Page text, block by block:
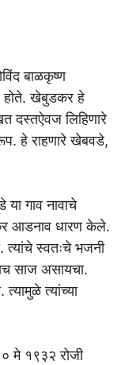
बाळकृष्ण
होते. खेबुडकर हे
दस्तऐवज लिहिणारे
हे राहणारे खेबवडे,
गाव नावाचे
आडनाव धारण केले.
त्यांचे स्वतःचे भजनी
साज असायचा.
त्यामुळे त्यांच्या
मे १९३२ रोजी